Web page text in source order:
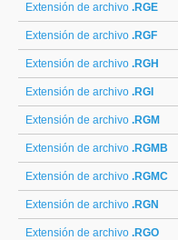
Extensión de archivo .RGE
Extensión de archivo .RGF
Extensión de archivo .RGH
Extensión de archivo .RGI
Extensión de archivo .RGM
Extensión de archivo .RGMB
Extensión de archivo .RGMC
Extensión de archivo .RGN
Extensión de archivo .RGO